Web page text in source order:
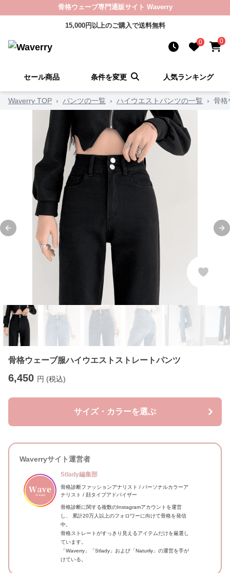
骨格ウェーブ専門通販サイト Waverry
15,000円以上のご購入で送料無料
0 0
セール商品 条件を変更 人気ランキング
Waverry TOP › パンツの一覧 › ハイウエストパンツの一覧 › 骨格
Previous slide
骨格ウェーブ服ハイウエストストレートパンツ
6,450 円 (税込)
サイズ・カラーを選ぶ
Waverryサイト運営者
Stlady編集部
骨格診断ファッションアナリスト / パーソナルカラーア
ナリスト / 顔タイプアドバイザー
骨格診断に関する複数のInstagramアカウントを運営
し、 累計20万人以上のフォロワーに向けて骨格を発信
中。
骨格ストレートがすっきり見えるアイテムだけを厳選し
ています。
「Waverry」「Stlady」および「Naturily」の運営を手が
けている。